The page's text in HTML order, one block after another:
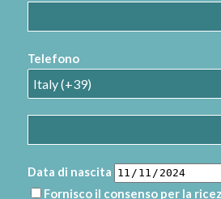
Telefono
Data di nascita
Fornisco il consenso per la